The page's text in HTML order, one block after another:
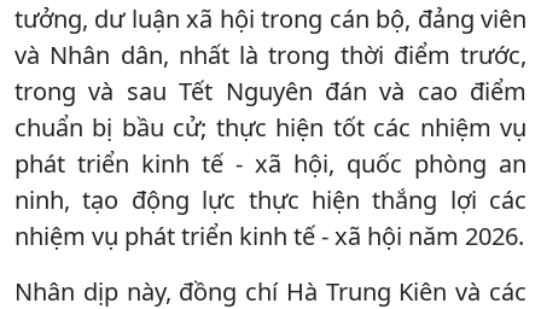
tưởng, dư luận xã hội trong cán bộ, đảng viên
và Nhân dân, nhất là trong thời điểm trước,
trong và sau Tết Nguyên đán và cao điểm
chuẩn bị bầu cử; thực hiện tốt các nhiệm vụ
phát triển kinh tế - xã hội, quốc phòng an
ninh, tạo động lực thực hiện thắng lợi các
nhiệm vụ phát triển kinh tế - xã hội năm 2026.
Nhân dịp này, đồng chí Hà Trung Kiên và các